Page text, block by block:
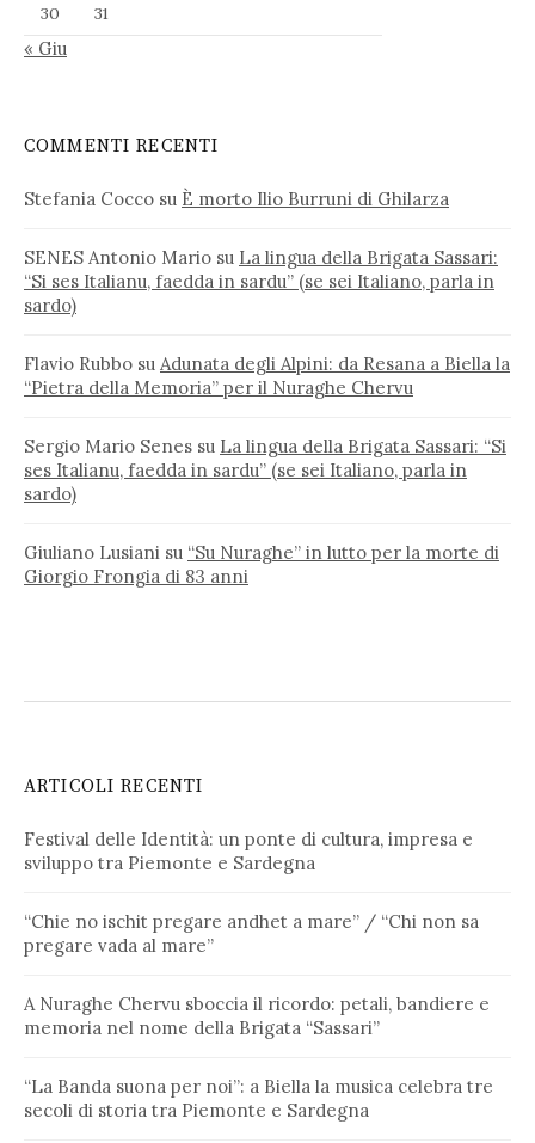
30
31
« Giu
COMMENTI RECENTI
Stefania Cocco su È morto Ilio Burruni di Ghilarza
SENES Antonio Mario su La lingua della Brigata Sassari:
“Si ses Italianu, faedda in sardu” (se sei Italiano, parla in
sardo)
Flavio Rubbo su Adunata degli Alpini: da Resana a Biella la
“Pietra della Memoria” per il Nuraghe Chervu
Sergio Mario Senes su La lingua della Brigata Sassari: “Si
ses Italianu, faedda in sardu” (se sei Italiano, parla in
sardo)
Giuliano Lusiani su “Su Nuraghe” in lutto per la morte di
Giorgio Frongia di 83 anni
ARTICOLI RECENTI
Festival delle Identità: un ponte di cultura, impresa e
sviluppo tra Piemonte e Sardegna
“Chie no ischit pregare andhet a mare” / “Chi non sa
pregare vada al mare”
A Nuraghe Chervu sboccia il ricordo: petali, bandiere e
memoria nel nome della Brigata “Sassari”
“La Banda suona per noi”: a Biella la musica celebra tre
secoli di storia tra Piemonte e Sardegna